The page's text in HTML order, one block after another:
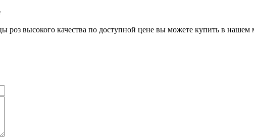
роз высокого качества по доступной цене вы можете купить в